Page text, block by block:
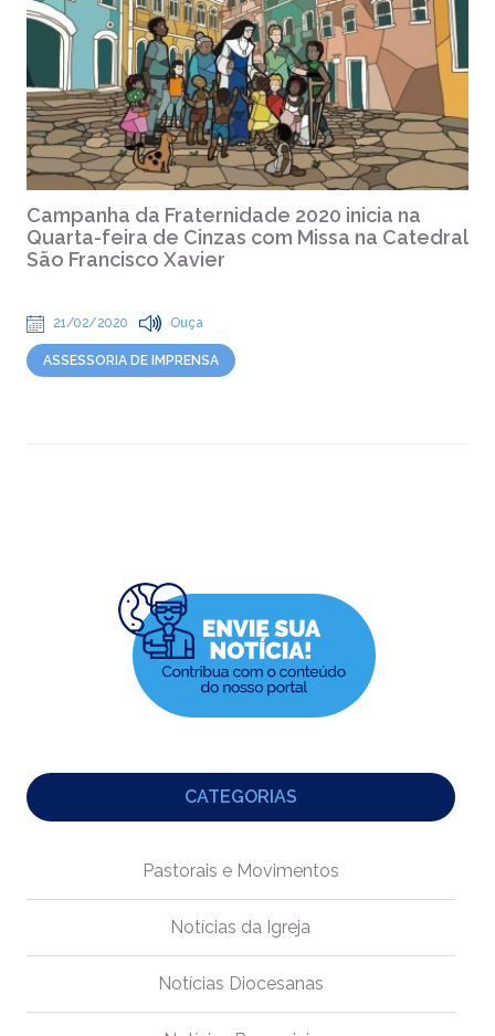
Campanha da Fraternidade 2020 inicia na
Quarta-feira de Cinzas com Missa na Catedral
São Francisco Xavier
21/02/2020 Ouça
ASSESSORIA DE IMPRENSA
CATEGORIAS
Pastorais e Movimentos
Notícias da Igreja
Notícias Diocesanas